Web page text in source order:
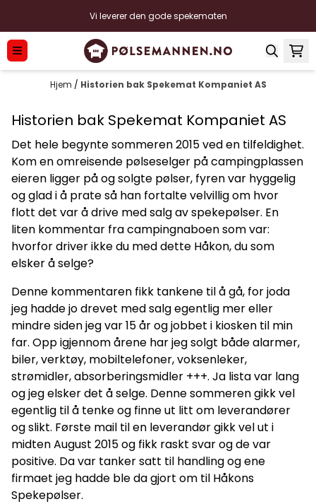
Vi leverer den gode spekematen
Hjem / Historien bak Spekemat Kompaniet AS
Historien bak Spekemat Kompaniet AS
Det hele begynte sommeren 2015 ved en tilfeldighet.
Kom en omreisende pølseselger på campingplassen
eieren ligger på og solgte pølser, fyren var hyggelig
og glad i å prate så han fortalte velvillig om hvor
flott det var å drive med salg av spekepølser. En
liten kommentar fra campingnaboen som var:
hvorfor driver ikke du med dette Håkon, du som
elsker å selge?
Denne kommentaren fikk tankene til å gå, for joda
jeg hadde jo drevet med salg egentlig mer eller
mindre siden jeg var 15 år og jobbet i kiosken til min
far. Opp igjennom årene har jeg solgt både alarmer,
biler, verktøy, mobiltelefoner, voksenleker,
strømidler, absorberingsmidler +++. Ja lista var lang
og jeg elsker det å selge. Denne sommeren gikk vel
egentlig til å tenke og finne ut litt om leverandører
og slikt. Første mail til en leverandør gikk vel ut i
midten August 2015 og fikk raskt svar og de var
positive. Da var tanker satt til handling og ene
firmaet jeg hadde ble da gjort om til Håkons
Spekepølser.